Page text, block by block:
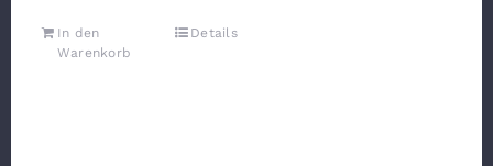
In den
Warenkorb
Details